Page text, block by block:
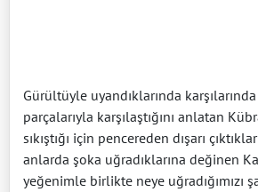
Gürültüyle uyandıklarında
parçalarıyla karşılaştığını anlatan
sıkıştığı için pencereden dışarı
anlarda şoka uğradıklarına değinen
yeğenimle birlikte neye uğradığımızı